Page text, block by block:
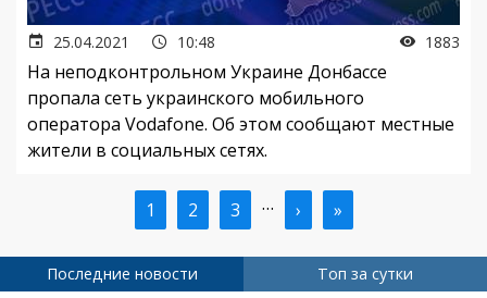
25.04.2021 10:48 1883
На неподконтрольном Украине Донбассе
пропала сеть украинского мобильного
оператора Vodafone. Об этом сообщают местные
жители в социальных сетях.
Текущая
страница
1 Страница
2 Страница
3 … Следующая
страница
› Последняя
страница
»
Последние новости Топ за сутки